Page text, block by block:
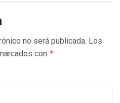
no será publicada. Los
con *